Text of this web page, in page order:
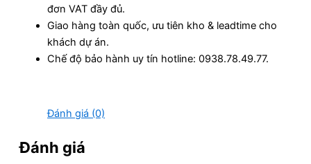
đơn VAT đầy đủ.
Giao hàng toàn quốc, ưu tiên kho & leadtime cho
khách dự án.
Chế độ bảo hành uy tín hotline: 0938.78.49.77.
Đánh giá (0)
Đánh giá